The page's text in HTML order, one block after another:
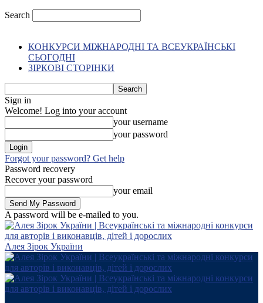
Search
КОНКУРСИ МІЖНАРОДНІ ТА ВСЕУКРАЇНСЬКІ
СЬОГОДНІ
ЗІРКОВІ СТОРІНКИ
Sign in
Welcome! Log into your account
your username
your password
Forgot your password? Get help
Password recovery
Recover your password
your email
A password will be e-mailed to you.
Алея Зірок України